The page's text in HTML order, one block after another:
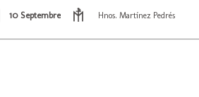
10 Septembre Hnos. Martínez Pedrés